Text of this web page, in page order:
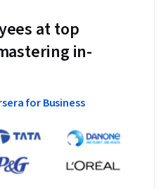
at top
in-
for Business